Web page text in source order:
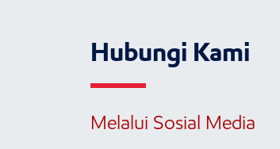
Hubungi Kami
Melalui Sosial Media